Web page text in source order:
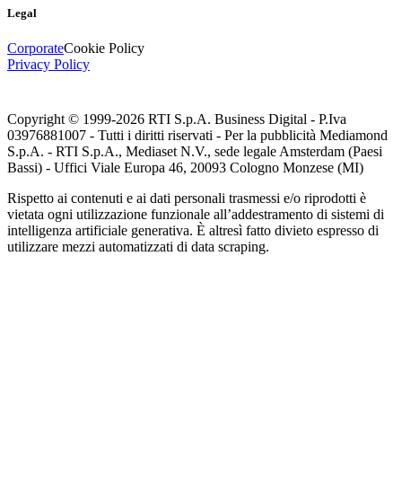
Legal
CorporateCookie Policy
Privacy Policy
Copyright © 1999-2026 RTI S.p.A. Business Digital - P.Iva
03976881007 - Tutti i diritti riservati - Per la pubblicità Mediamond
S.p.A. - RTI S.p.A., Mediaset N.V., sede legale Amsterdam (Paesi
Bassi) - Uffici Viale Europa 46, 20093 Cologno Monzese (MI)
Rispetto ai contenuti e ai dati personali trasmessi e/o riprodotti è
vietata ogni utilizzazione funzionale all’addestramento di sistemi di
intelligenza artificiale generativa. È altresì fatto divieto espresso di
utilizzare mezzi automatizzati di data scraping.